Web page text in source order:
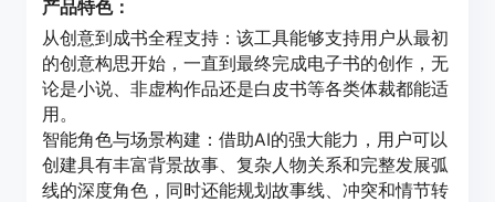
产品特色：
从创意到成书全程支持：该工具能够支持用户从最初
的创意构思开始，一直到最终完成电子书的创作，无
论是小说、非虚构作品还是白皮书等各类体裁都能适
用。
智能角色与场景构建：借助AI的强大能力，用户可以
创建具有丰富背景故事、复杂人物关系和完整发展弧
线的深度角色，同时还能规划故事线、冲突和情节转